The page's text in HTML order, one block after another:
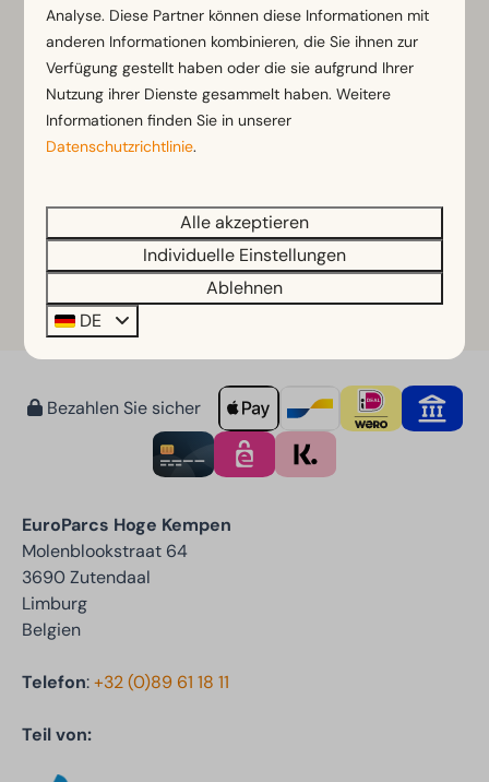
So you can enjoy a delicious barbecue or
gourmet evening during your vacation without
any worries.
Curious about the contents of the different
packages? Check out all the possibilities via the
Bestellung grill
Bestellung raclette
Bezahlen Sie sicher
EuroParcs Hoge Kempen
Molenblookstraat 64
3690 Zutendaal
Limburg
Belgien
Telefon:+32 (0)89 61 18 11
Teil von:
Analyse. Diese Partner können diese Informationen mit
anderen Informationen kombinieren, die Sie ihnen zur
Verfügung gestellt haben oder die sie aufgrund Ihrer
Nutzung ihrer Dienste gesammelt haben. Weitere
Informationen finden Sie in unserer
Datenschutzrichtlinie.
Alle akzeptieren
Individuelle Einstellungen
Ablehnen
DE